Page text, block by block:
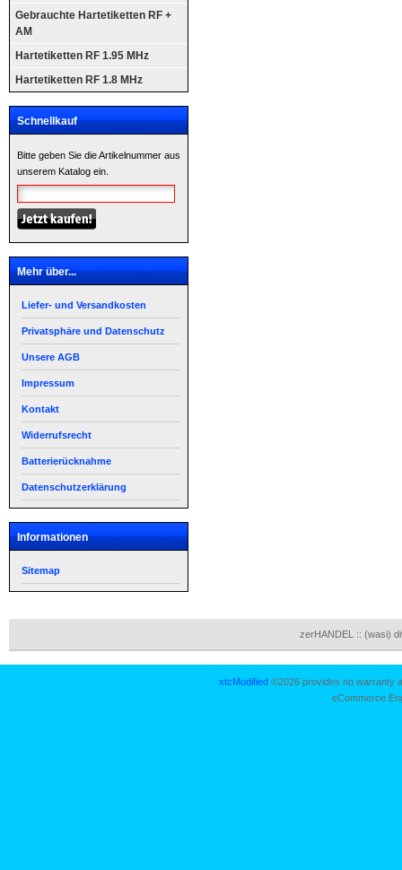
Gebrauchte Hartetiketten RF +
AM
Hartetiketten RF 1.95 MHz
Hartetiketten RF 1.8 MHz
Schnellkauf
Bitte geben Sie die Artikelnummer aus
unserem Katalog ein.
Mehr über...
Liefer- und Versandkosten
Privatsphäre und Datenschutz
Unsere AGB
Impressum
Kontakt
Widerrufsrecht
Batterierücknahme
Datenschutzerklärung
Informationen
Sitemap
zerHANDEL :: (wasi)
xtcModified ©2026 provides no warranty
eCommerce